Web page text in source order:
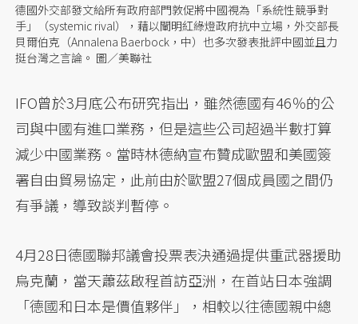
德國外交部發文給所有政府部門敦促將中國視為「系統性競爭對
手」（systemic rival），藉以闡明紅綠燈政府抗中立場，外交部長
貝爾伯克（Annalena Baerbock，中）也多次發表批評中國並且力
挺台灣之言論。 圖／美聯社
IFO曾於3月底公布研究指出，雖然德國有46％的公
司與中國有進口業務，但是這些公司超過半數打算
減少中國業務。當時林德納宣布贊成歐盟和美國簽
署自由貿易協定，此前由於歐盟27個成員國之間仍
有爭議，導致談判暫停。
4月28日德國聯邦議會投票表決通過提供重武器援助
烏克蘭，當天蕭茲啟程首訪亞洲，在首站日本強調
「德國和日本是價值夥伴」，相較以往德國親中總